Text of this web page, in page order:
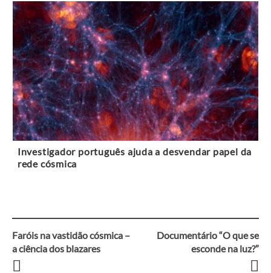
Investigador português ajuda a desvendar papel da
rede cósmica
Navegação
Faróis na vastidão cósmica –
a ciência dos blazares
Documentário “O que se
esconde na luz?”